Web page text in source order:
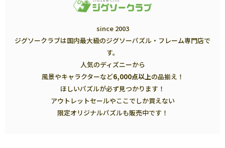
since 2003
ジグソークラブは国内最大級のジグソーパズル・フレーム専門店で
す。
人気のディズニーから
風景やキャラクターなど6,000点以上の品揃え！
ほしいパズルが必ず見つかります！
アウトレットセールやここでしか買えない
限定オリジナルパズルも販売中です！